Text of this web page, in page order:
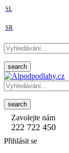
SL
SR
search
search
Zavolejte nám
222 722 450
Přihlásit se